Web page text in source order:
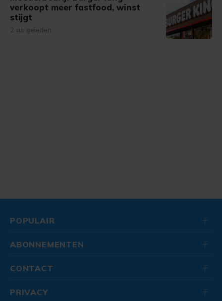
verkoopt meer fastfood, winst
stijgt
2 uur geleden
POPULAIR
ABONNEMENTEN
CONTACT
PRIVACY